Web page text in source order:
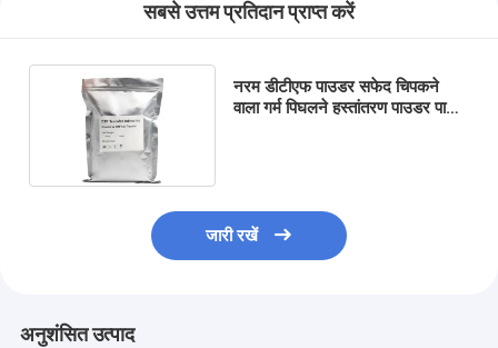
सबसे उत्तम प्रतिदान प्राप्त करें
नरम डीटीएफ पाउडर सफेद चिपकने
वाला गर्म पिघलने हस्तांतरण पाउडर पानी
जारी रखें
अनुशंसित उत्पाद